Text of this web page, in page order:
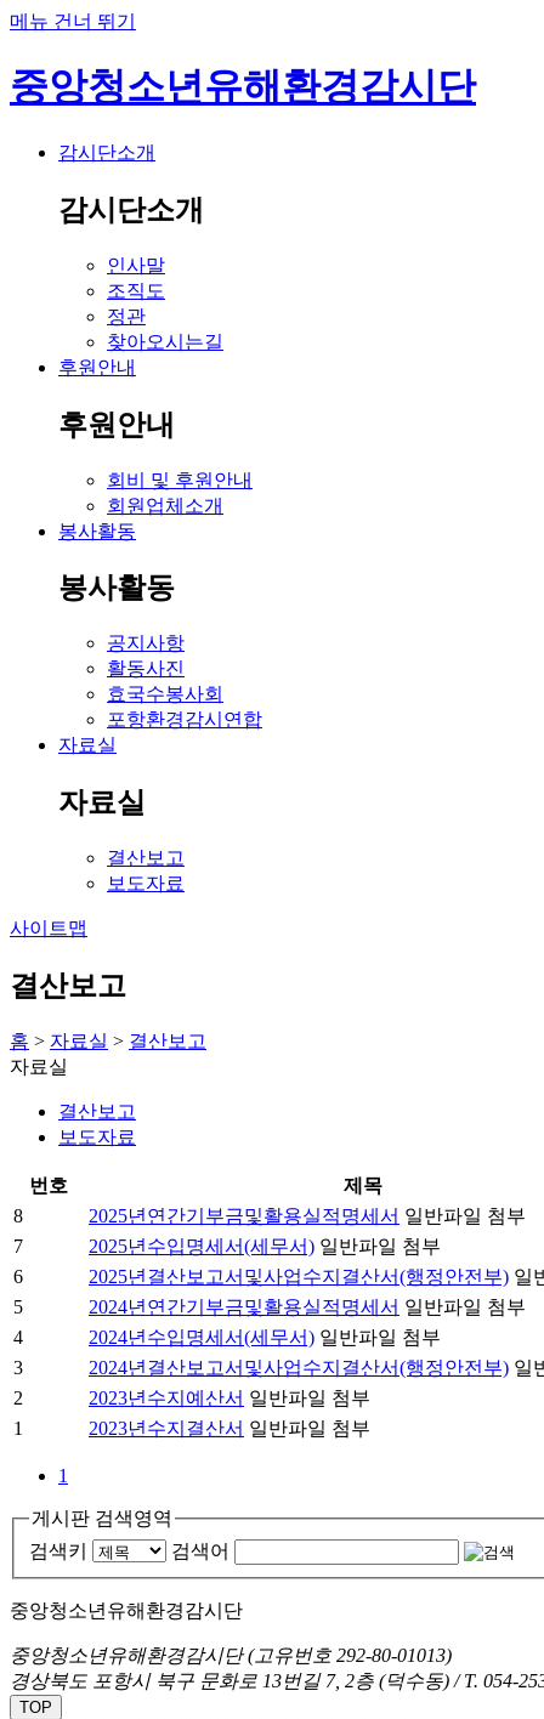
메뉴 건너 뛰기
중앙청소년유해환경감시단
감시단소개
감시단소개
인사말
조직도
정관
찾아오시는길
후원안내
후원안내
회비 및 후원안내
회원업체소개
봉사활동
봉사활동
공지사항
활동사진
효국수봉사회
포항환경감시연합
자료실
자료실
결산보고
보도자료
사이트맵
결산보고
홈 > 자료실 > 결산보고
자료실
결산보고
보도자료
번호
제목
8
2025년연간기부금및활용실적명세서 일반파일 첨부
7
2025년수입명세서(세무서) 일반파일 첨부
6
2025년결산보고서및사업수지결산서(행정안전부) 일
5
2024년연간기부금및활용실적명세서 일반파일 첨부
4
2024년수입명세서(세무서) 일반파일 첨부
3
2024년결산보고서및사업수지결산서(행정안전부) 일
2
2023년수지예산서 일반파일 첨부
1
2023년수지결산서 일반파일 첨부
1
게시판 검색영역
검색키
검색어
중앙청소년유해환경감시단
중앙청소년유해환경감시단 (고유번호 292-80-01013)
경상북도 포항시 북구 문화로 13번길 7, 2층 (덕수동) / T. 054-
TOP